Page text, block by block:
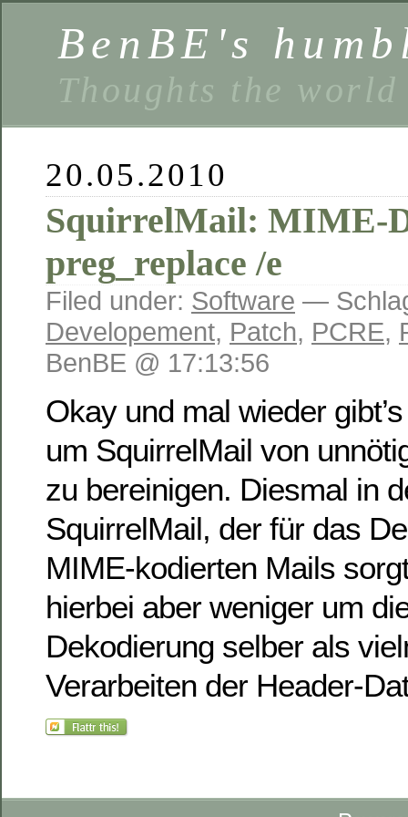
BenBE's
Thoughts the
20.05.2010
SquirrelMail: MIME-
preg_replace /e
Filed under: Software —
Developement, Patch, PCRE,
BenBE @ 17:13:56
Okay und mal wieder
um SquirrelMail von
zu bereinigen. Diesmal in
SquirrelMail, der für das
MIME-kodierten Mails
hierbei aber weniger um
Dekodierung selber als
Verarbeiten der Header-